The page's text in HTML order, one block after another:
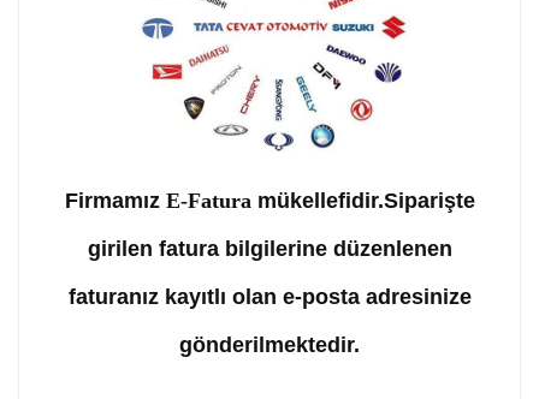
Firmamız E-Fatura mükellefidir.Siparişte
girilen fatura bilgilerine düzenlenen
faturanız kayıtlı olan e-posta adresinize
gönderilmektedir.